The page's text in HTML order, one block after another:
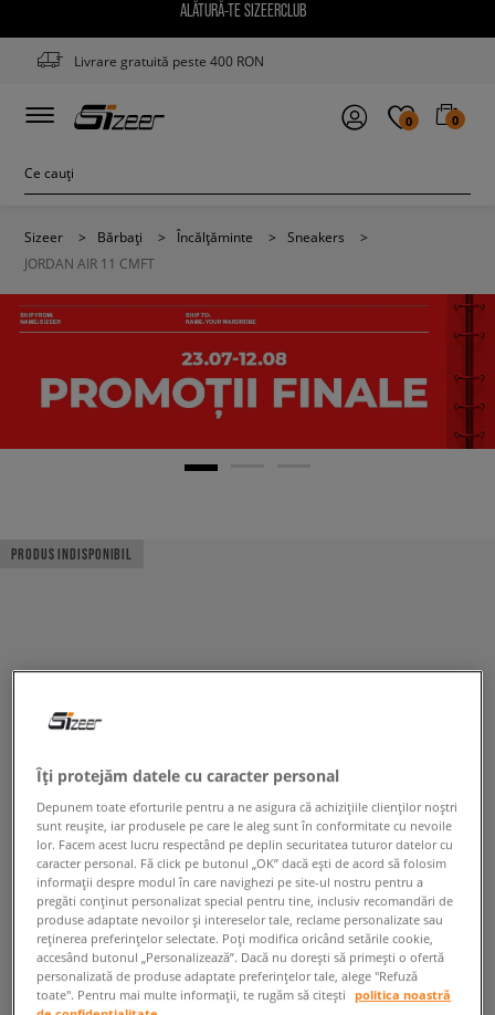
ALĂTURĂ-TE SIZEERCLUB
Livrare gratuită peste 400 RON
0 0
Sizeer > Bărbați > Încălțăminte > Sneakers
>
JORDAN AIR 11 CMFT
PRODUS INDISPONIBIL
Îți protejăm datele cu caracter personal
Depunem toate eforturile pentru a ne asigura că achizițiile clienților noștri
sunt reușite, iar produsele pe care le aleg sunt în conformitate cu nevoile
lor. Facem acest lucru respectând pe deplin securitatea tuturor datelor cu
caracter personal. Fă click pe butonul „OK” dacă ești de acord să folosim
informații despre modul în care navighezi pe site-ul nostru pentru a
pregăti conținut personalizat special pentru tine, inclusiv recomandări de
produse adaptate nevoilor și intereselor tale, reclame personalizate sau
reținerea preferințelor selectate. Poți modifica oricând setările cookie,
accesând butonul „Personalizează”. Dacă nu dorești să primești o ofertă
personalizată de produse adaptate preferințelor tale, alege "Refuză
toate". Pentru mai multe informații, te rugăm să citești
politica noastră